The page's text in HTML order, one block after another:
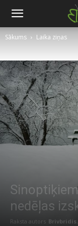
Sākums Laika ziņas
nedēļas
Raksta autors